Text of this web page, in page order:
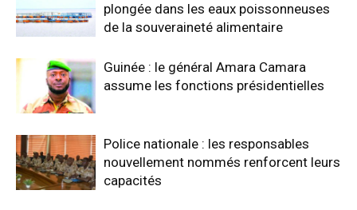
plongée dans les eaux poissonneuses
de la souveraineté alimentaire
Guinée : le général Amara Camara
assume les fonctions présidentielles
Police nationale : les responsables
nouvellement nommés renforcent leurs
capacités